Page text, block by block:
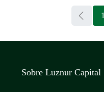
1
Sobre Luznur Capital